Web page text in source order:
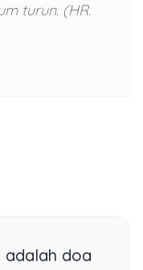
turun. (HR.
adalah doa